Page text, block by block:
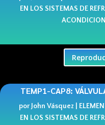
EN LOS SISTEMAS DE
TEMP1-CAP8:
porJohn Vásquez
EN LOS SISTEMAS DE